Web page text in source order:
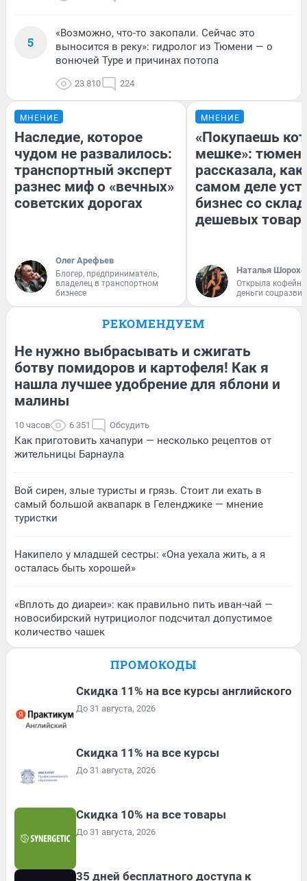
5
«Возможно, что-то закопали. Сейчас это
выносится в реку»: гидролог из Тюмени — о
вонючей Туре и причинах потопа
23 810 224
МНЕНИЕ
Наследие, которое
чудом не развалилось:
транспортный эксперт
разнес миф о «вечных»
советских дорогах
Олег Арефьев
Блогер, предприниматель,
владелец в транспортном
бизнесе
МНЕНИЕ
«Покупаешь
мешке»:
рассказала, как
самом деле
бизнес со
дешевых
Наталья
Открыла
деньги
РЕКОМЕНДУЕМ
Не нужно выбрасывать и сжигать
ботву помидоров и картофеля! Как я
нашла лучшее удобрение для яблони и
малины
10 часов 6 351 Обсудить
Как приготовить хачапури — несколько рецептов от
жительницы Барнаула
Вой сирен, злые туристы и грязь. Стоит ли ехать в
самый большой аквапарк в Геленджике — мнение
туристки
Накипело у младшей сестры: «Она уехала жить, а я
осталась быть хорошей»
«Вплоть до диареи»: как правильно пить иван-чай —
новосибирский нутрициолог подсчитал допустимое
количество чашек
ПРОМОКОДЫ
Скидка 11% на все курсы английского
До 31 августа, 2026
Скидка 11% на все курсы
До 31 августа, 2026
Скидка 10% на все товары
До 31 августа, 2026
35 дней бесплатного доступа к